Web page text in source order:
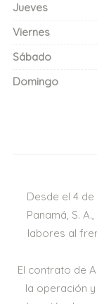
Jueves
Viernes
Sábado
Domingo
Desde el 4
Panamá, S.
labores al
El contrato de
la operación